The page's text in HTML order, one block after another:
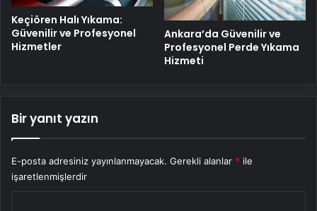
Keçiören Halı Yıkama:
Güvenilir ve Profesyonel
Hizmetler
Ankara’da Güvenilir ve
Profesyonel Perde Yıkama
Hizmeti
Bir yanıt yazın
E-posta adresiniz yayınlanmayacak. Gerekli alanlar * ile
işaretlenmişlerdir